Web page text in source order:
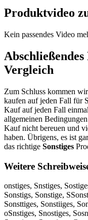
Produktvideo
Kein passendes Video
Vergleich
Zum Schluss kommen
kaufen auf jeden Fall für
Kauf auf jeden Fall
allgemeinen
Kauf nicht bereuen und
haben. Übrigens, es ist
das richtige Sonstiges
Weitere
onstiges, Snstiges,
Sonstigs, Sonstige,
Sonsttiges, Sonstiiges,
oSnstiges, Snostiges,